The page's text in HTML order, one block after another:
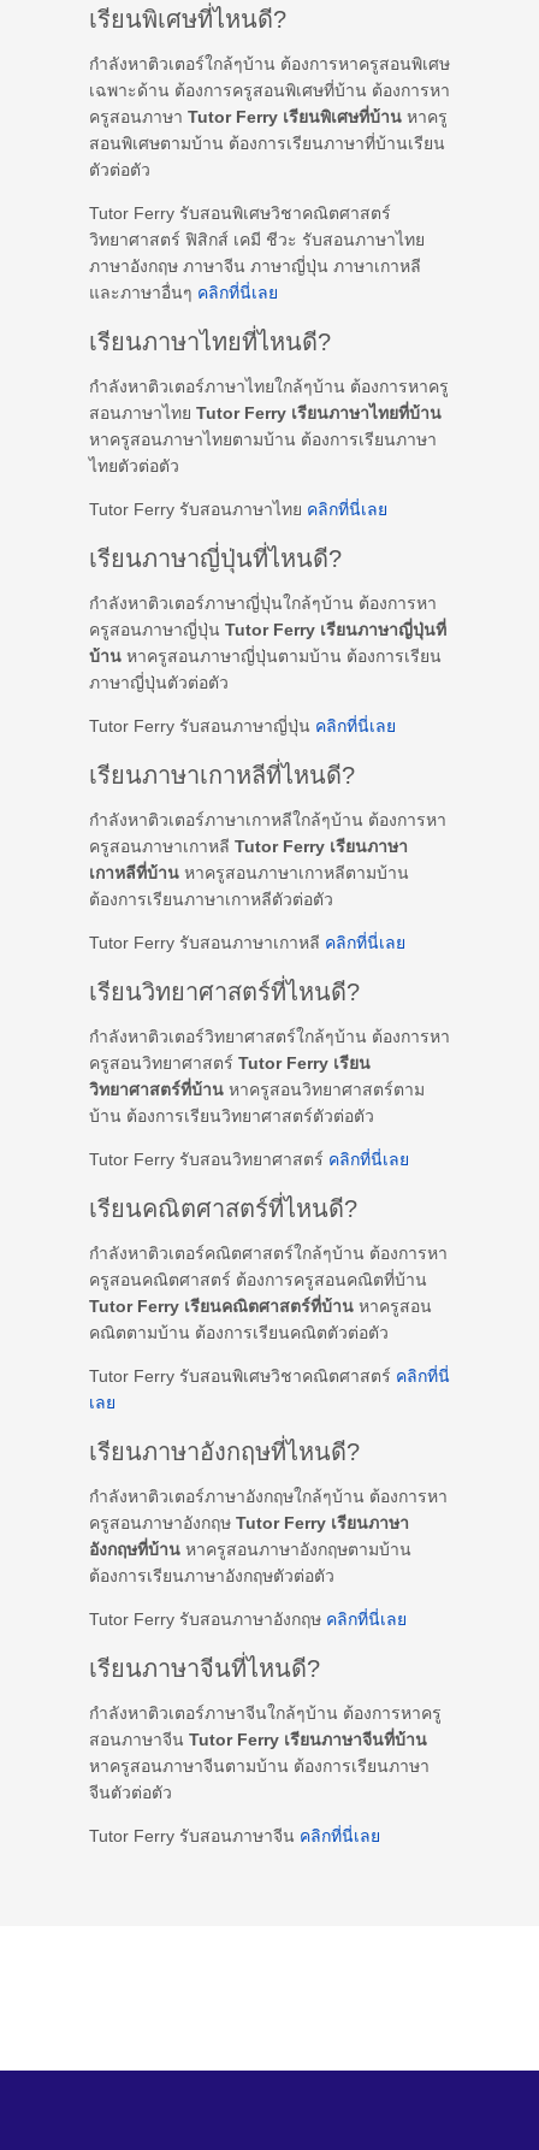
เรียนพิเศษที่ไหนดี?
กำลังหาติวเตอร์ใกล้ๆบ้าน ต้องการหาครูสอนพิเศษ
เฉพาะด้าน ต้องการครูสอนพิเศษที่บ้าน ต้องการหา
ครูสอนภาษา Tutor Ferry เรียนพิเศษที่บ้าน หาครู
สอนพิเศษตามบ้าน ต้องการเรียนภาษาที่บ้านเรียน
ตัวต่อตัว
Tutor Ferry รับสอนพิเศษวิชาคณิตศาสตร์
วิทยาศาสตร์ ฟิสิกส์ เคมี ชีวะ รับสอนภาษาไทย
ภาษาอังกฤษ ภาษาจีน ภาษาญี่ปุ่น ภาษาเกาหลี
และภาษาอื่นๆ คลิกที่นี่เลย
เรียนภาษาไทยที่ไหนดี?
กำลังหาติวเตอร์ภาษาไทยใกล้ๆบ้าน ต้องการหาครู
สอนภาษาไทย Tutor Ferry เรียนภาษาไทยที่บ้าน
หาครูสอนภาษาไทยตามบ้าน ต้องการเรียนภาษา
ไทยตัวต่อตัว
Tutor Ferry รับสอนภาษาไทย คลิกที่นี่เลย
เรียนภาษาญี่ปุ่นที่ไหนดี?
กำลังหาติวเตอร์ภาษาญี่ปุ่นใกล้ๆบ้าน ต้องการหา
ครูสอนภาษาญี่ปุ่น Tutor Ferry เรียนภาษาญี่ปุ่นที่
บ้าน หาครูสอนภาษาญี่ปุ่นตามบ้าน ต้องการเรียน
ภาษาญี่ปุ่นตัวต่อตัว
Tutor Ferry รับสอนภาษาญี่ปุ่น คลิกที่นี่เลย
เรียนภาษาเกาหลีที่ไหนดี?
กำลังหาติวเตอร์ภาษาเกาหลีใกล้ๆบ้าน ต้องการหา
ครูสอนภาษาเกาหลี Tutor Ferry เรียนภาษา
เกาหลีที่บ้าน หาครูสอนภาษาเกาหลีตามบ้าน
ต้องการเรียนภาษาเกาหลีตัวต่อตัว
Tutor Ferry รับสอนภาษาเกาหลี คลิกที่นี่เลย
เรียนวิทยาศาสตร์ที่ไหนดี?
กำลังหาติวเตอร์วิทยาศาสตร์ใกล้ๆบ้าน ต้องการหา
ครูสอนวิทยาศาสตร์ Tutor Ferry เรียน
วิทยาศาสตร์ที่บ้าน หาครูสอนวิทยาศาสตร์ตาม
บ้าน ต้องการเรียนวิทยาศาสตร์ตัวต่อตัว
Tutor Ferry รับสอนวิทยาศาสตร์ คลิกที่นี่เลย
เรียนคณิตศาสตร์ที่ไหนดี?
กำลังหาติวเตอร์คณิตศาสตร์ใกล้ๆบ้าน ต้องการหา
ครูสอนคณิตศาสตร์ ต้องการครูสอนคณิตที่บ้าน
Tutor Ferry เรียนคณิตศาสตร์ที่บ้าน หาครูสอน
คณิตตามบ้าน ต้องการเรียนคณิตตัวต่อตัว
Tutor Ferry รับสอนพิเศษวิชาคณิตศาสตร์ คลิกที่นี่
เลย
เรียนภาษาอังกฤษที่ไหนดี?
กำลังหาติวเตอร์ภาษาอังกฤษใกล้ๆบ้าน ต้องการหา
ครูสอนภาษาอังกฤษ Tutor Ferry เรียนภาษา
อังกฤษที่บ้าน หาครูสอนภาษาอังกฤษตามบ้าน
ต้องการเรียนภาษาอังกฤษตัวต่อตัว
Tutor Ferry รับสอนภาษาอังกฤษ คลิกที่นี่เลย
เรียนภาษาจีนที่ไหนดี?
กำลังหาติวเตอร์ภาษาจีนใกล้ๆบ้าน ต้องการหาครู
สอนภาษาจีน Tutor Ferry เรียนภาษาจีนที่บ้าน
หาครูสอนภาษาจีนตามบ้าน ต้องการเรียนภาษา
จีนตัวต่อตัว
Tutor Ferry รับสอนภาษาจีน คลิกที่นี่เลย